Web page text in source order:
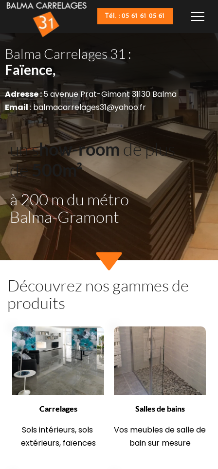
Tél. : 05 61 61 05 61
Balma Carrelages 31 :
Faïence,
Sanitaires,
Adresse : 5 avenue Prat-Gimont 31130 Balma
Email : balmacarrelages31@yahoo.fr
un show-room de plus
de 500m²
à 200 m du métro
Balma-Gramont
Découvrez nos gammes de
produits
Carrelages
Sols intérieurs, sols
extérieurs, faïences
Salles de bains
Vos meubles de salle de
bain sur mesure